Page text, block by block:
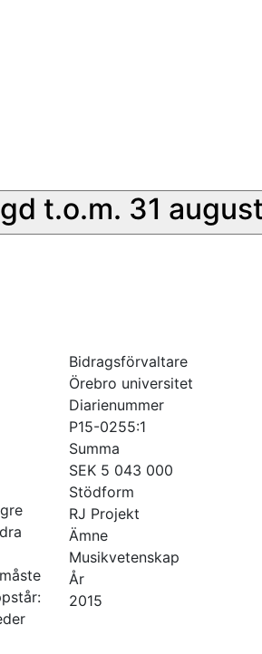
t.o.m. 31
Bidragsförvaltare
Örebro universitet
Diarienummer
P15-0255:1
Summa
SEK 5 043 000
Stödform
RJ Projekt
Ämne
Musikvetenskap
År
2015